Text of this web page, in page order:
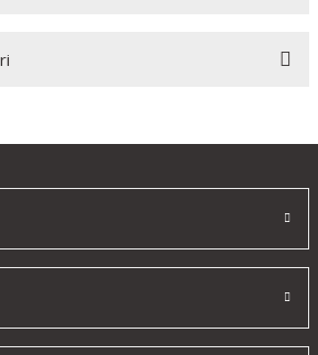
Zoomlu)
biraz alışmak lazım ama sonra tam